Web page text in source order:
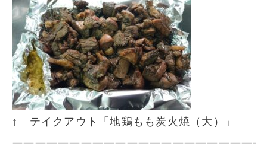
↑ テイクアウト「地鶏もも炭火焼（大）」
—————————————————————-